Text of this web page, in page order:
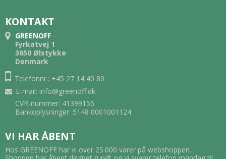
KONTAKT
GREENOFF
Fyrkatvej 1
3650 Ølstykke
Denmark
Telefonnr.: +45 27 14 40 80
E-mail: info@greenoff.dk
CVR-nummer: 41399155
Bankoplysninger: 5148 0001001124
VI HAR ÅBENT
Hos GREENOFF har vi over 25.000 varer på webshoppen.